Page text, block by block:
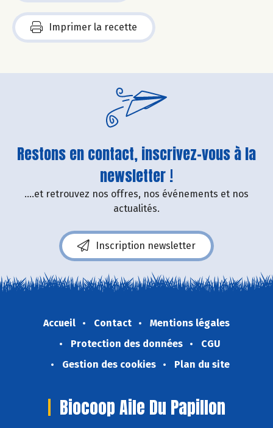
Imprimer la recette
Restons en contact, inscrivez-vous à la
newsletter !
....et retrouvez nos offres, nos événements et nos
actualités.
Inscription newsletter
Accueil Contact
Mentions légales
Protection des données
CGU
Gestion des cookies
Plan du site
Biocoop Aile Du Papillon